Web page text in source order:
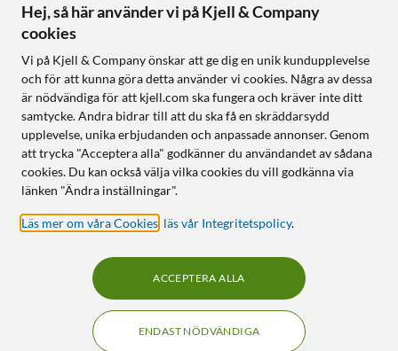
Följ oss
Handla från:
Sverige
Norge
KUNSKAP OCH TILLBEHÖR TILL
Hej, så här använder vi på Kjell & Company
cookies
Vi på Kjell & Company önskar att ge dig en unik kundupplevelse
och för att kunna göra detta använder vi cookies. Några av dessa
är nödvändiga för att kjell.com ska fungera och kräver inte ditt
samtycke. Andra bidrar till att du ska få en skräddarsydd
upplevelse, unika erbjudanden och anpassade annonser. Genom
att trycka "Acceptera alla" godkänner du användandet av sådana
cookies. Du kan också välja vilka cookies du vill godkänna via
länken "Ändra inställningar".
Läs mer om våra Cookies läs vår Integritetspolicy.
ENDAST NÖDVÄNDIGA
ACCEPTERA ALLA